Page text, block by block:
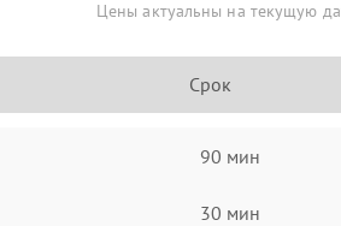
Цены актуальны на текущую
Срок
90 мин
30 мин